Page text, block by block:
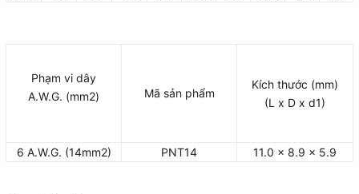
Phạm vi dây
A.W.G. (mm2)
Mã sản phẩm
Kích thước (mm)
(L x D x d1)
6 A.W.G. (14mm2) PNT14 11.0 x 8.9 x 5.9